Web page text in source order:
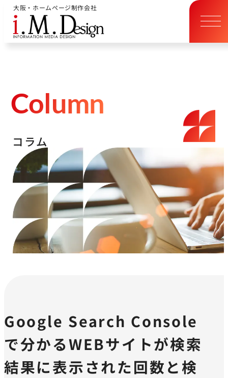
大阪・ホームページ制作会社
Column
コ ラム
Google Search Console
で分かるWEBサイトが検索
結果に表示された回数と検